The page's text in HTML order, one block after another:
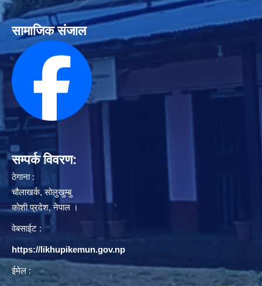
सामाजिक संजाल
सम्पर्क विवरण:
ठेगाना :
चौलाखर्क, सोलुखुम्बु
काेशी प्रदेश, नेपाल ।
वेबसाईट :
https://likhupikemun.gov.np
ईमेल :